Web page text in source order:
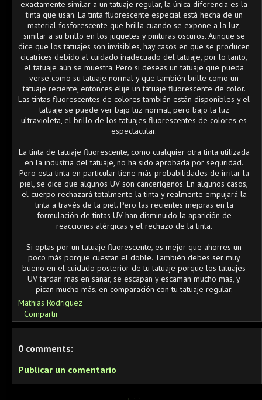
exactamente similar a un tatuaje regular, la única diferencia es la
tinta que usan. La tinta fluorescente especial está hecha de un
material fosforescente que brilla cuando se expone a la luz,
similar a su brillo en los juguetes y pinturas oscuros. Aunque se
dice que los tatuajes son invisibles, hay casos en que se producen
cicatrices debido al cuidado inadecuado del tatuaje, por lo tanto,
el tatuaje aún se muestra. Pero si deseas un tatuaje que pueda
verse como su tatuaje normal y que también brille como un
tatuaje reciente, entonces elije un tatuaje fluorescente de color.
Las tintas fluorescentes de colores también están disponibles y el
tatuaje se puede ver bajo luz normal, pero bajo la luz
ultravioleta, el brillo de los tatuajes fluorescentes de colores es
espectacular.
La tinta de tatuaje fluorescente, como cualquier otra tinta utilizada
en la industria del tatuaje, no ha sido aprobada por seguridad.
Pero esta tinta en particular tiene más probabilidades de irritar la
piel, se dice que algunos UV son cancerígenos. En algunos casos,
el cuerpo rechazará totalmente la tinta y realmente empujará la
tinta a través de la piel. Pero las recientes mejoras en la
formulación de tintas UV han disminuido la aparición de
reacciones alérgicas y el rechazo de la tinta.
Si optas por un tatuaje fluorescente, es mejor que ahorres un
poco más porque cuestan el doble. También debes ser muy
bueno en el cuidado posterior de tu tatuaje porque los tatuajes
UV tardan más en sanar, se escapan y escaman mucho más, y
pican mucho más, en comparación con tu tatuaje regular.
Mathias Rodriguez
Compartir
0 comments:
Publicar un comentario